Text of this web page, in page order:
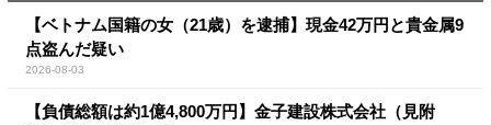
【ベトナム国籍の女（21歳）を逮捕】現金42万円と貴金属9
点盗んだ疑い
2026-08-03
【負債総額は約1億4,800万円】金子建設株式会社（見附